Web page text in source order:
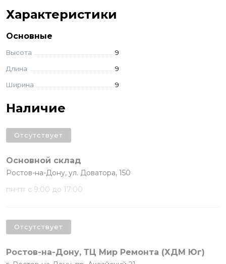
Характеристики
Основные
Высота
9
Длина
9
Ширина
9
Наличие
Основной склад
Ростов-на-Дону, ул. Доватора, 150
пн-пт с 9:00 до 17:00
Отсутствует
Ростов-на-Дону, ТЦ Мир Ремонта (ХДМ Юг)
Отсутствует